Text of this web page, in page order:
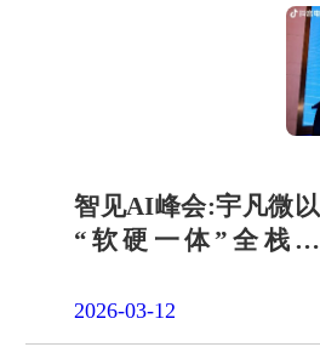
智见AI峰会:宇凡微以
“软硬一体”全栈方
加速度
2026-03-12